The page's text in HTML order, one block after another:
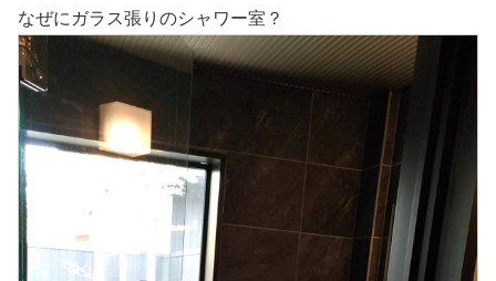
なぜにガラス張りのシャワー室？